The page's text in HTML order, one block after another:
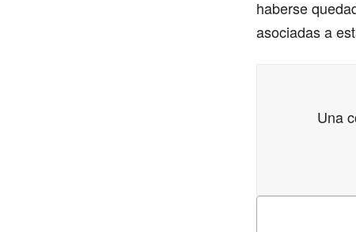
haberse
asociadas a
Una